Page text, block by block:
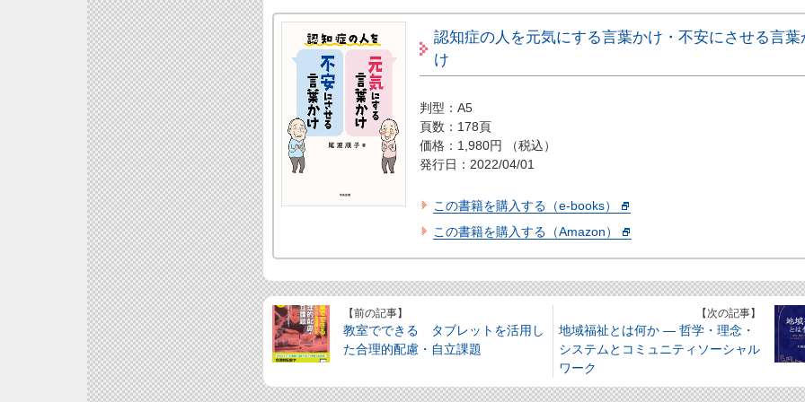
認知症の人を元気にする言葉かけ・不安にさせる言葉
け
判型：A5
頁数：178頁
価格：1,980円 （税込）
発行日：2022/04/01
この書籍を購入する（e-books）
この書籍を購入する（Amazon）
【前の記事】
教室でできる タブレットを活用し
た合理的配慮・自立課題
【次の記事】
地域福祉とは何か ― 哲学・理念・
システムとコミュニティソーシャル
ワーク